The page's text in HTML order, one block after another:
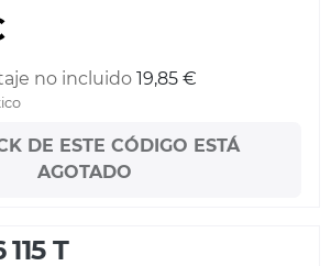
no incluido 19,85 €
DE ESTE CÓDIGO ESTÁ
AGOTADO
T